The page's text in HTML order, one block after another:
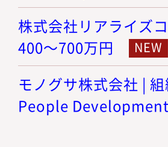
株式会社リアライズ
400～700万円
モノグサ株式会社 |
People